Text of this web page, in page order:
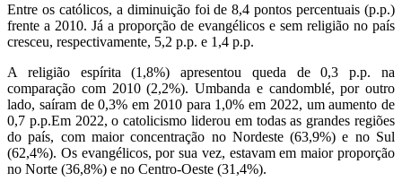
Entre os católicos, a diminuição foi de 8,4 pontos percentuais (p.p.)
frente a 2010. Já a proporção de evangélicos e sem religião no país
cresceu, respectivamente, 5,2 p.p. e 1,4 p.p.
A religião espírita (1,8%) apresentou queda de 0,3 p.p. na
comparação com 2010 (2,2%). Umbanda e candomblé, por outro
lado, saíram de 0,3% em 2010 para 1,0% em 2022, um aumento de
0,7 p.p.Em 2022, o catolicismo liderou em todas as grandes regiões
do país, com maior concentração no Nordeste (63,9%) e no Sul
(62,4%). Os evangélicos, por sua vez, estavam em maior proporção
no Norte (36,8%) e no Centro-Oeste (31,4%).